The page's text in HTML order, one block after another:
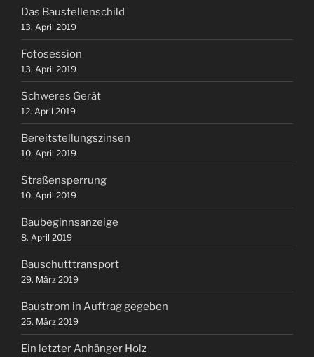
Das Baustellenschild
13. April 2019
Fotosession
13. April 2019
Schweres Gerät
12. April 2019
Bereitstellungszinsen
10. April 2019
Straßensperrung
10. April 2019
Baubeginnsanzeige
8. April 2019
Bauschutttransport
29. März 2019
Baustrom in Auftrag gegeben
25. März 2019
Ein letzter Anhänger Holz